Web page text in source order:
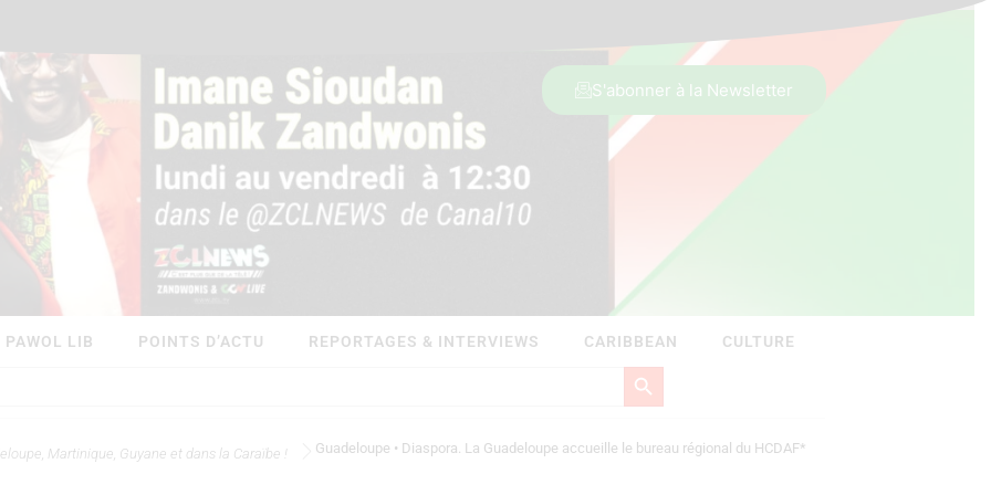
S'abonner à la Newsletter
PAWOL LIB POINTS D’ACTU REPORTAGES & INTERVIEWS CARIBBEAN CULTURE
Search Button
Martinique, Guyane et dans la Caraïbe ! Guadeloupe • Diaspora. La Guadeloupe accueille le bureau régional du HCDAF*